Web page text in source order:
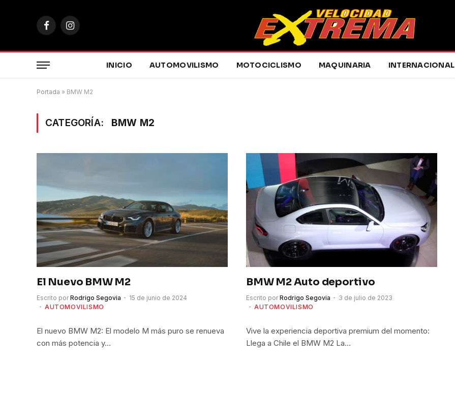
FacebookInstagram
INICIO AUTOMOVILISMO MOTOCICLISMO MAQUINARIA INTERNACIONAL
Portada » BMW M2
CATEGORÍA: BMW M2
El Nuevo BMW M2
Escrito por Rodrigo Segovia
15 de junio de 2024
AUTOMOVILISMO
El nuevo BMW M2: El modelo M más puro se renueva
con más potencia y…
BMW M2 Auto deportivo
Escrito por Rodrigo Segovia
3 de julio de 2023
AUTOMOVILISMO
Vive la experiencia deportiva premium del momento:
Llega a Chile el BMW M2 La…